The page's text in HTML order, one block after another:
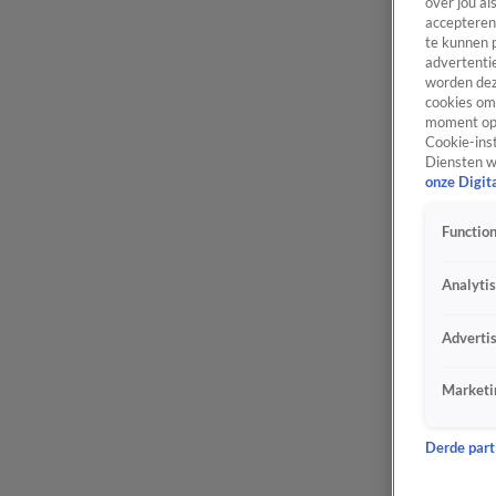
te kunnen
worden
cookies
moment
Cookie-
Diensten
onze
Derde